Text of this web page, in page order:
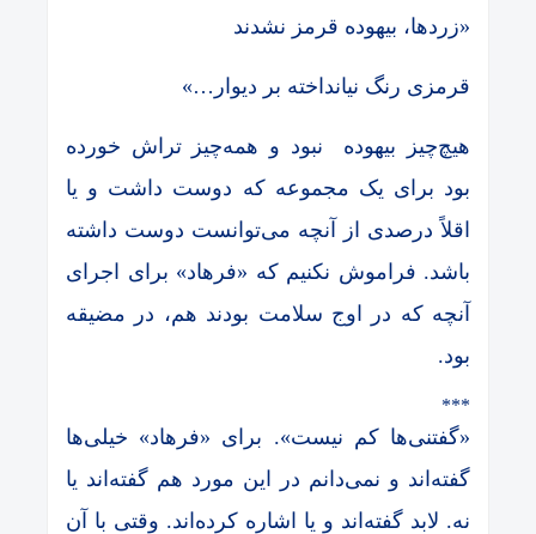
«زردها، بیهوده قرمز نشدند
قرمزی رنگ نیانداخته بر دیوار…»
هیچ‌چیز بیهوده نبود و همه‌چیز تراش خورده
بود برای یک مجموعه که دوست داشت و یا
اقلاً درصدی از آنچه می‌توانست دوست داشته
باشد. فراموش نکنیم که «فرهاد» برای اجرای
آنچه که در اوج سلامت بودند هم، در مضیقه
بود.
***
«گفتنی‌ها کم نیست». برای «فرهاد» خیلی‌ها
گفته‌اند و نمی‌دانم در این مورد هم گفته‌اند یا
نه. لابد گفته‌اند و یا اشاره کرده‌اند. وقتی با آن